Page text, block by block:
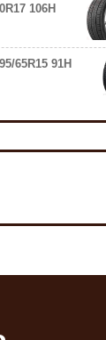
106H
65R15 91H